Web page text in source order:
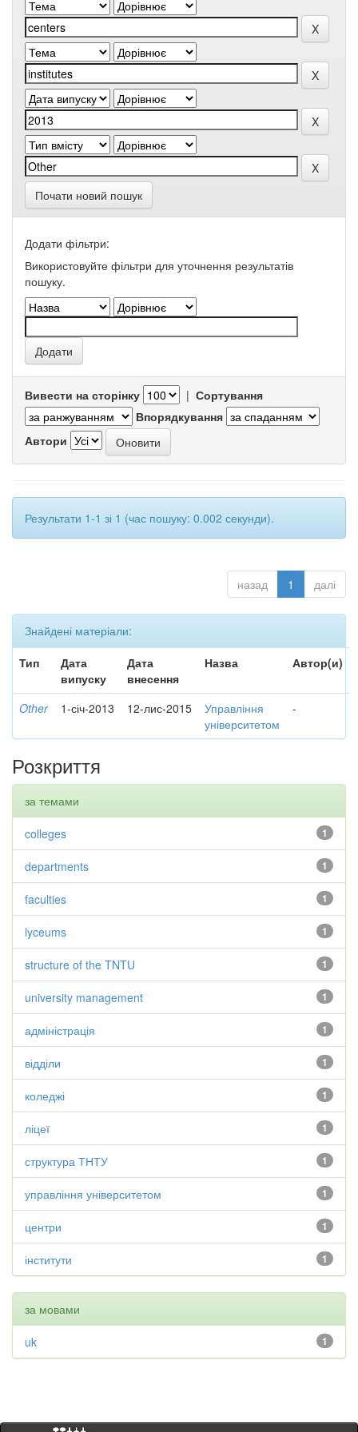
Почати новий пошук
Додати фільтри:
Використовуйте фільтри для уточнення результатів
пошуку.
Вивести на сторінку | Сортування
Впорядкування
Автори
Результати 1-1 зі 1 (час пошуку: 0.002 секунди).
назад 1 далі
Знайдені матеріали:
Тип
Дата
випуску
Дата
внесення
Назва Автор(и)
Other 1-січ-2013 12-лис-2015
Управління
університетом
-
Розкриття
за темами
1
colleges
1
departments
1
faculties
1
lyceums
1
structure of the TNTU
1
university management
1
адміністрація
1
відділи
1
коледжі
1
ліцеї
1
структура ТНТУ
1
управління університетом
1
центри
1
інститути
за мовами
1
uk